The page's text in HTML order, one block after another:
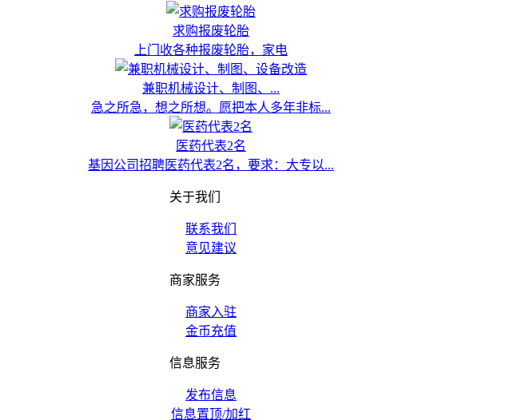
求购报废轮胎
上门收各种报废轮胎，家电
兼职机械设计、制图、...
急之所急，想之所想。愿把本人多年非标...
医药代表2名
基因公司招聘医药代表2名，要求：大专以...
关于我们
联系我们
意见建议
商家服务
商家入驻
金币充值
信息服务
发布信息
信息置顶/加红